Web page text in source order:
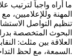
المهنة وللإعلاميين،
تنظيم التواصل
البحوث المتخصصة
العلاقة بين مثلث:
السمعة، مع لحظ التداخل الجيد والمفيد.